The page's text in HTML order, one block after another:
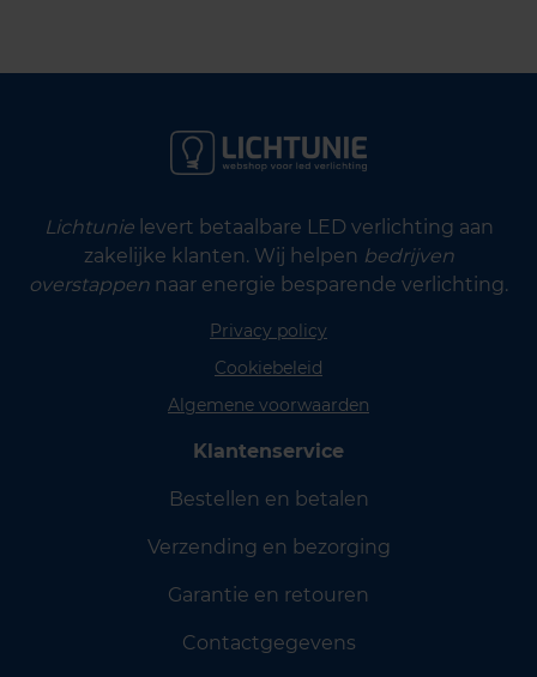
Lichtunielevert betaalbare LED verlichting aan
zakelijke klanten. Wij helpen bedrijven
overstappen naar energie besparende verlichting.
Privacy policy
Cookiebeleid
Algemene voorwaarden
Klantenservice
Bestellen en betalen
Verzending en bezorging
Garantie en retouren
Contactgegevens